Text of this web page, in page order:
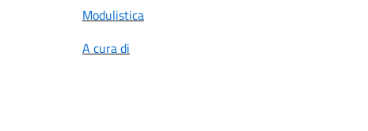
Modulistica
A cura di